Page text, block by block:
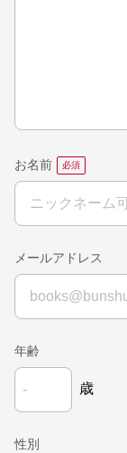
お名前
メールアドレス
年齢
歳
性別